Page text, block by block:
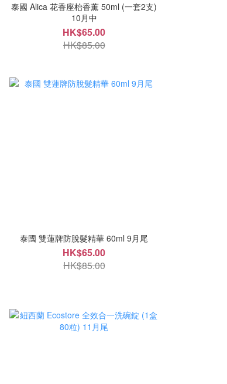
泰國 Alica 花香座枱香薰 50ml (一套2支)
10月中
HK$65.00
HK$85.00
泰國 雙蓮牌防脫髮精華 60ml 9月尾
HK$65.00
HK$85.00